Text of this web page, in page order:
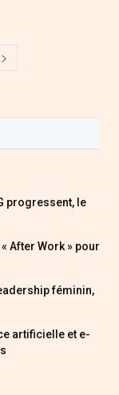
progressent, le
After Work » pour
féminin,
artificielle et e-